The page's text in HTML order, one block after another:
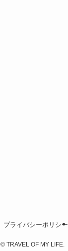
プライバシーポリシー
©TRAVEL OF MY LIFE.